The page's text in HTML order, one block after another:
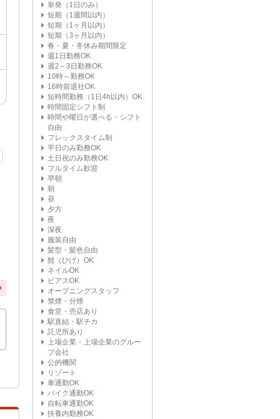
単発（1日のみ）
短期（1週間以内）
短期（1ヶ月以内）
短期（3ヶ月以内）
春・夏・冬休み期間限定
週1日勤務OK
週2～3日勤務OK
10時～勤務OK
16時前退社OK
短時間勤務（1日4h以内）OK
時間固定シフト制
時間や曜日が選べる・シフト
自由
フレックスタイム制
平日のみ勤務OK
土日祝のみ勤務OK
フルタイム歓迎
早朝
朝
昼
夕方
夜
深夜
服装自由
髪型・髪色自由
髭（ひげ）OK
ネイルOK
ピアスOK
オープニングスタッフ
禁煙・分煙
食堂・売店あり
駅直結・駅チカ
託児所あり
上場企業・上場企業のグルー
プ会社
公的機関
リゾート
車通勤OK
バイク通勤OK
自転車通勤OK
扶養内勤務OK